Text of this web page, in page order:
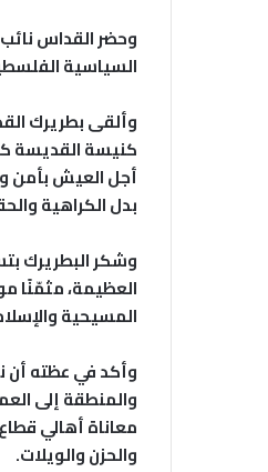
وحضر القداس
السياسية
وألقى بطريرك
كنيسة القديسة
أجل العيش بأمن
بدل الكراهية
وشكر البطريرك
العظيمة، مثمّنًا
المسيحية
وأكد في عظته أن
والمنطقة إلى
معاناة أهالي
والحزن والويلات.